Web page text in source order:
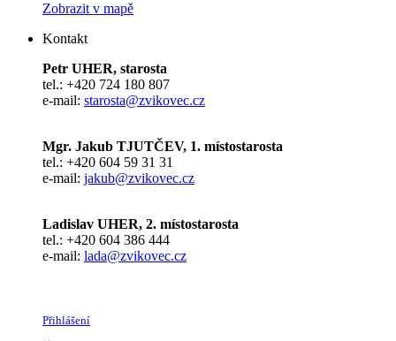
Zobrazit v mapě
Kontakt
Petr UHER, starosta
tel.: +420 724 180 807
e-mail: starosta@zvikovec.cz
Mgr. Jakub TJUTČEV, 1. místostarosta
tel.: +420 604 59 31 31
e-mail: jakub@zvikovec.cz
Ladislav UHER, 2. místostarosta
tel.: +420 604 386 444
e-mail: lada@zvikovec.cz
Přihlášení